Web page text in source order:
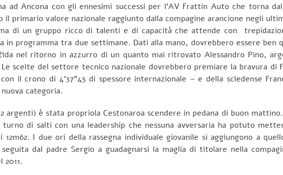
ad Ancona con gli ennesimi successi per l’AV Frattin Auto che torna
primario valore nazionale raggiunto dalla compagine arancione negli
di un gruppo ricco di talenti e di capacità che attende con
programma tra due settimane. Dati alla mano, dovrebbero essere ben
nel ritorno in azzurro di un quanto mai ritrovato Alessandro Pino,
scelte del settore tecnico nazionale dovrebbero premiare la bravura di
il crono di 4’37”45 di spessore internazionale – e della scledense
categoria.
è stata propriola Cestonaroa scendere in pedana di buon mattino.
di salti con una leadership che nessuna avversaria ha potuto
I due ori della rassegna individuale giovanile si aggiungono a
dal padre Sergio a guadagnarsi la maglia di titolare nella